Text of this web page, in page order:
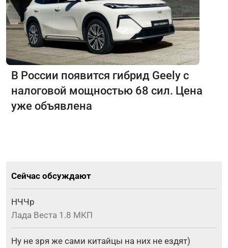
В России появится гибрид Geely с
налоговой мощностью 68 сил. Цена
уже объявлена
Сейчас обсуждают
НЧЧр
Лада Веста 1.8 МКП
Ну не зря же сами китайцы на них не ездят)